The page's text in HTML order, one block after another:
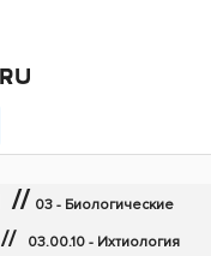
// 03 - Биологические
// 03.00.10 - Ихтиология